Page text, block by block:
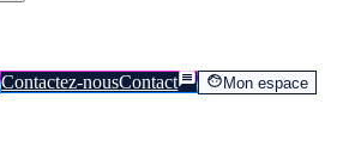
Contactez-nousContact Mon espace